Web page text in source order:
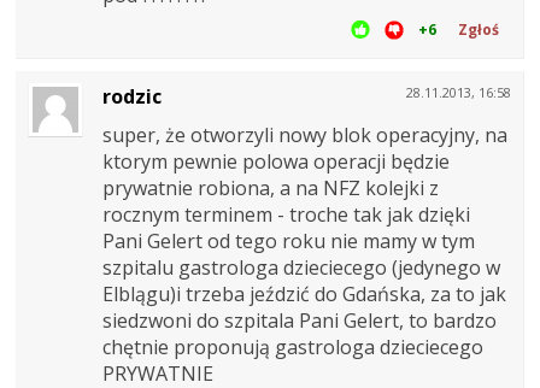
+6 Zgłoś
28.11.2013, 16:58
rodzic
super, że otworzyli nowy blok operacyjny, na
ktorym pewnie polowa operacji będzie
prywatnie robiona, a na NFZ kolejki z
rocznym terminem - troche tak jak dzięki
Pani Gelert od tego roku nie mamy w tym
szpitalu gastrologa dzieciecego (jedynego w
Elblągu)i trzeba jeździć do Gdańska, za to jak
siedzwoni do szpitala Pani Gelert, to bardzo
chętnie proponują gastrologa dzieciecego
PRYWATNIE